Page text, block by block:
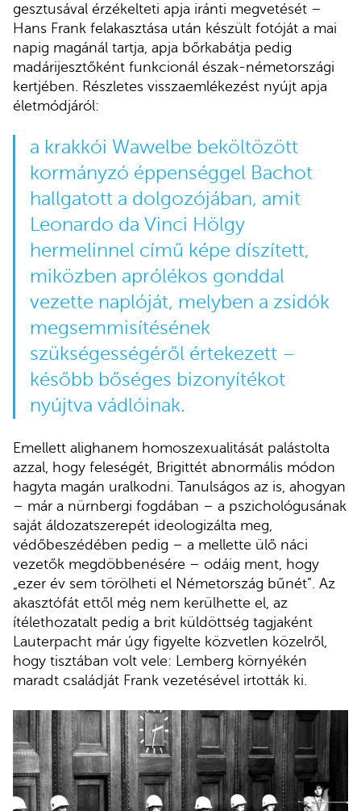
gesztusával érzékelteti apja iránti megvetését –
Hans Frank felakasztása után készült fotóját a mai
napig magánál tartja, apja bőrkabátja pedig
madárijesztőként funkcionál észak-németországi
kertjében. Részletes visszaemlékezést nyújt apja
életmódjáról:
a krakkói Wawelbe beköltözött
kormányzó éppenséggel Bachot
hallgatott a dolgozójában, amit
Leonardo da Vinci Hölgy
hermelinnelcímű képe díszített,
miközben aprólékos gonddal
vezette naplóját, melyben a zsidók
megsemmisítésének
szükségességéről értekezett –
később bőséges bizonyítékot
nyújtva vádlóinak.
Emellett alighanem homoszexualitását palástolta
azzal, hogy feleségét, Brigittét abnormális módon
hagyta magán uralkodni. Tanulságos az is, ahogyan
– már a nürnbergi fogdában – a pszichológusának
saját áldozatszerepét ideologizálta meg,
védőbeszédében pedig – a mellette ülő náci
vezetők megdöbbenésére – odáig ment, hogy
„ezer év sem törölheti el Németország bűnét”. Az
akasztófát ettől még nem kerülhette el, az
ítélethozatalt pedig a brit küldöttség tagjaként
Lauterpacht már úgy figyelte közvetlen közelről,
hogy tisztában volt vele: Lemberg környékén
maradt családját Frank vezetésével irtották ki.